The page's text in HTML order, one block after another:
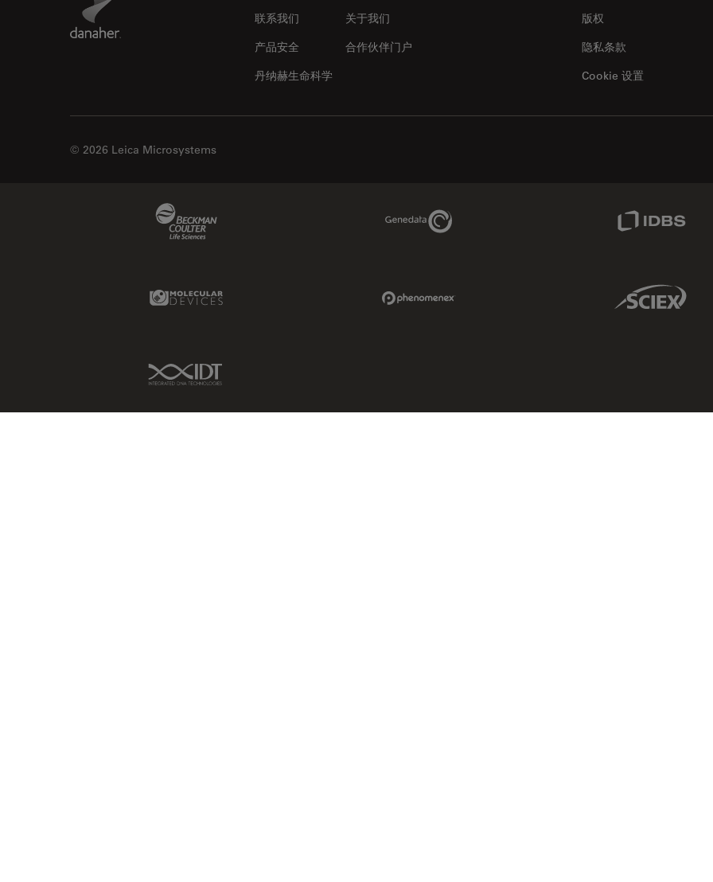
联系我们
关于我们
产品安全
合作伙伴门户
丹纳赫生命科学
版权
隐私条款
Cookie 设置
© 2026 Leica Microsystems
Genedata Link
Molecular Devices Link Sciex Link
IDT Link